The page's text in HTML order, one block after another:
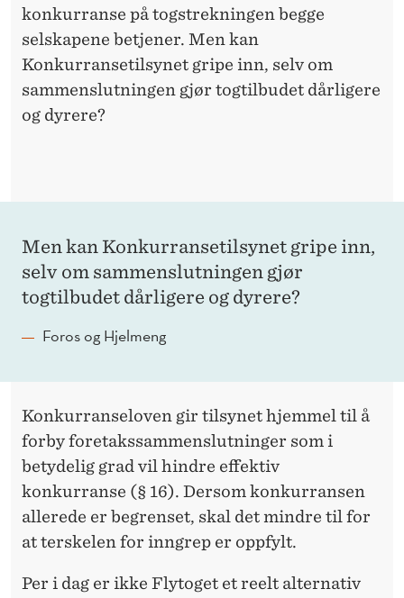
?
konkurranse på togstrekningen begge
selskapene betjener. Men kan
Konkurransetilsynet gripe inn, selv om
sammenslutningen gjør togtilbudet dårligere
og dyrere?
Men kan Konkurransetilsynet gripe inn,
selv om sammenslutningen gjør
togtilbudet dårligere og dyrere?
Foros og Hjelmeng
Konkurranseloven gir tilsynet hjemmel til å
forby foretakssammenslutninger som i
betydelig grad vil hindre effektiv
konkurranse (§ 16). Dersom konkurransen
allerede er begrenset, skal det mindre til for
at terskelen for inngrep er oppfylt.
Per i dag er ikke Flytoget et reelt alternativ